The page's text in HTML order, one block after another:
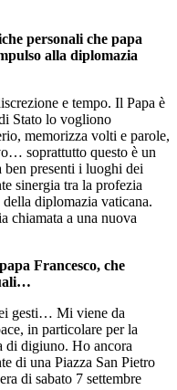
personali che papa
alla diplomazia
e tempo. Il Papa è
Stato lo vogliono
memorizza volti e parole,
soprattutto questo è un
ben presenti i luoghi dei
sinergia tra la profezia
diplomazia vaticana.
chiamata a una nuova
Francesco, che
gesti… Mi viene da
in particolare per la
di digiuno. Ho ancora
di una Piazza San Pietro
di sabato 7 settembre